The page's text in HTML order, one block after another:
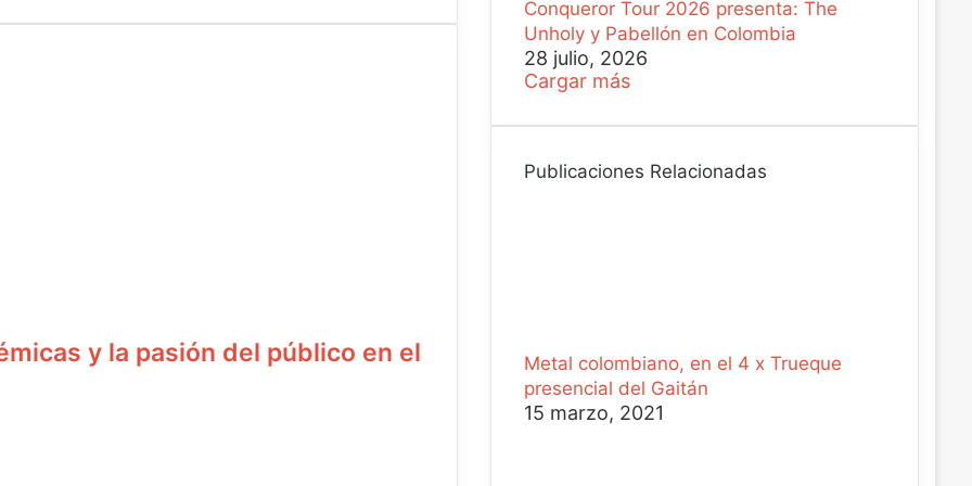
y la pasión del público en el
Conqueror Tour 2026 presenta: The
Unholy y Pabellón en Colombia
28 julio, 2026
Cargar más
Publicaciones Relacionadas
Metal colombiano, en el 4 x Trueque
presencial del Gaitán
15 marzo, 2021